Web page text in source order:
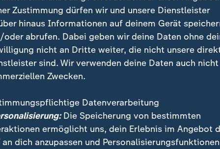
Tagen nach den Erdbeben werden in Venezuela noch
auch ein dreijähriges Kind.
Zustimmung dürfen wir und unsere Dienstleister
hinaus Informationen auf deinem Gerät
oder abrufen. Dabei geben wir deine Daten ohne
nicht an Dritte weiter, die nicht unsere
sind. Wir verwenden deine Daten auch nicht
Zwecken.
Datenverarbeitung
Die Speicherung von bestimmten
ermöglicht uns, dein Erlebnis im Angebot
an dich anzupassen und Personalisierungsfunktionen